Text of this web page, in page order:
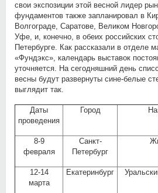
свои экспозиции этой весной лидер
фундаментов также запланировал в
Волгограде, Саратове, Великом
Уфе, и, конечно, в обеих российских
Петербурге. Как рассказали в отделе
«Фундэкс», календарь выставок
уточняется. На сегодняшний день
весны будут развернуты сине-белые
выглядит так.
Даты
проведения
Город
8-9
февраля
Санкт-
Петербург
12-14
марта
Екатеринбург